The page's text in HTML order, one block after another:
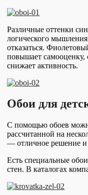
Различные оттенки
логического
отказаться.
повышает самооценку,
снижает активность.
Обои для
С помощью обоев
рассчитанной на
— отличное решение и
Есть специальные
стен. В каталогах